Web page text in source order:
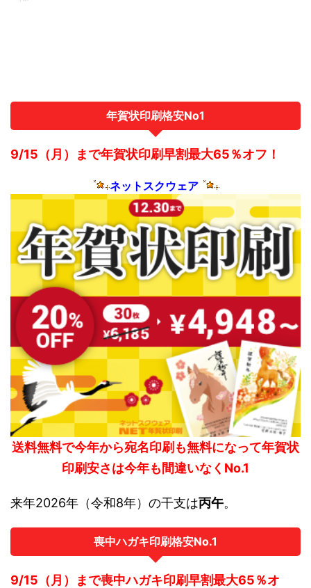
年賀状印刷格安No1
9/15（月）まで年賀状印刷早割最大65％オフ！
ネットスクウェア
送料無料で今年から宛名印刷も無料になって年賀状
印刷安さは今年も間違いなくNo.1
来年2026年（令和8年）の干支は丙午。
喪中ハガキ印刷格安No.1
9/15（月）まで喪中ハガキ印刷早割最大65％オ